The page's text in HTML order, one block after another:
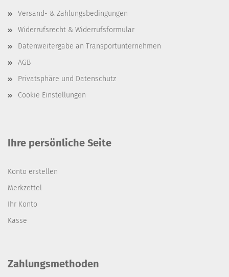
Versand- & Zahlungsbedingungen
Widerrufsrecht & Widerrufsformular
Datenweitergabe an Transportunternehmen
AGB
Privatsphäre und Datenschutz
Cookie Einstellungen
Ihre persönliche Seite
Konto erstellen
Merkzettel
Ihr Konto
Kasse
Zahlungsmethoden